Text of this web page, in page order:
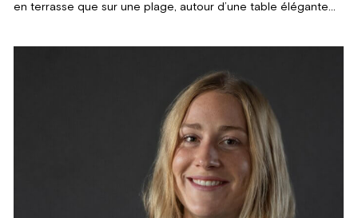
en terrasse que sur une plage, autour d’une table élégante